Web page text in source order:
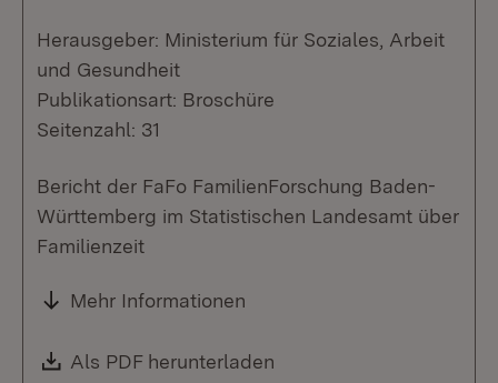
Herausgeber: Ministerium für Soziales, Arbeit
und Gesundheit
Publikationsart: Broschüre
Seitenzahl: 31
Bericht der FaFo FamilienForschung Baden-
Württemberg im Statistischen Landesamt über
Familienzeit
Mehr Informationen
Download:
Als PDF herunterladen